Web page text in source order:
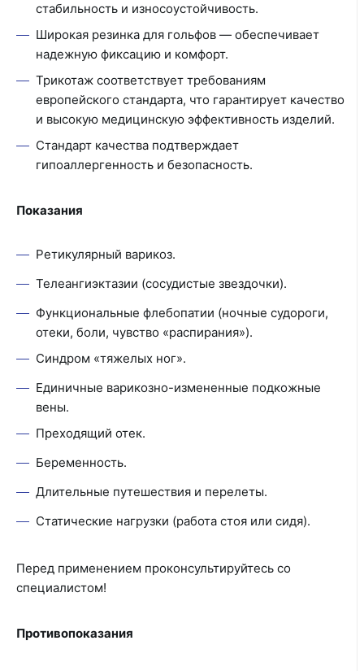
стабильность и износоустойчивость.
Широкая резинка для гольфов — обеспечивает
надежную фиксацию и комфорт.
Трикотаж соответствует требованиям
европейского стандарта, что гарантирует качество
и высокую медицинскую эффективность изделий.
Стандарт качества подтверждает
гипоаллергенность и безопасность.
Показания
Ретикулярный варикоз.
Телеангиэктазии (сосудистые звездочки).
Функциональные флебопатии (ночные судороги,
отеки, боли, чувство «распирания»).
Синдром «тяжелых ног».
Единичные варикозно-измененные подкожные
вены.
Преходящий отек.
Беременность.
Длительные путешествия и перелеты.
Статические нагрузки (работа стоя или сидя).
Перед применением проконсультируйтесь со
специалистом!
Противопоказания